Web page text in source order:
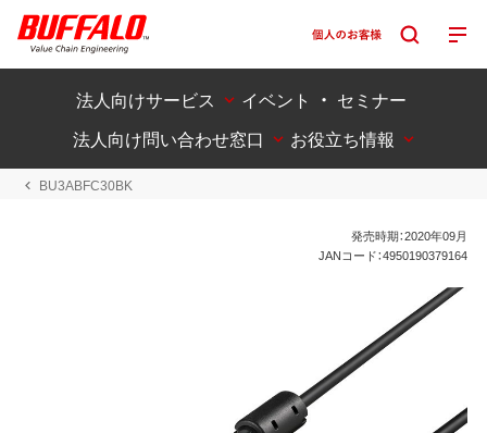
法人向けサービス
イベント ・ セミナー
法人向け問い合わせ窓口
お役立ち情報
BU3ABFC30BK
発売時期：2020年09月
JANコード：4950190379164